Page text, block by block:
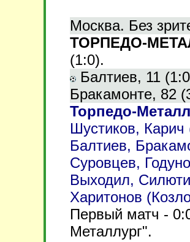
Москва. Без
ТОРПЕДО-
(1:0).
Балтиев, 11
Бракамонте, 82
Торпедо-
Шустиков,
Балтиев,
Суровцев,
Выходил,
Харитонов
Первый матч -
Металлург".